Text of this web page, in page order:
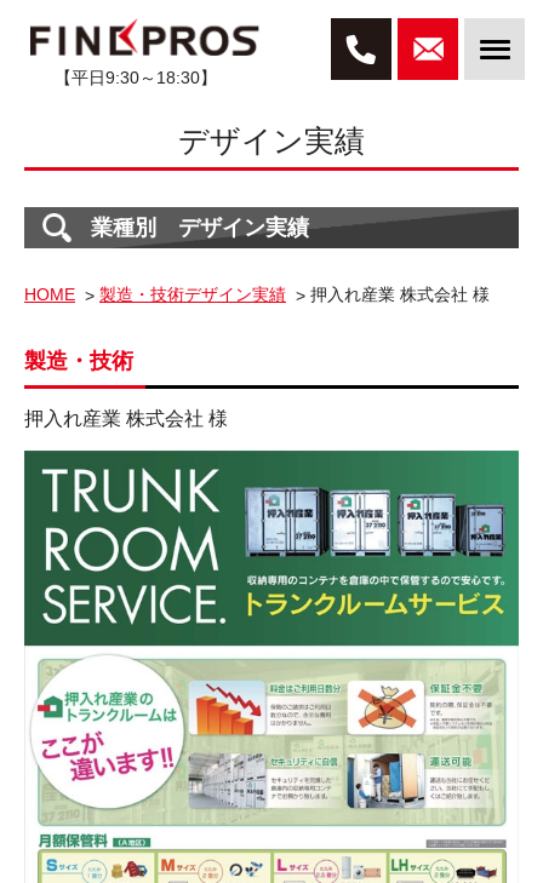
【平日9:30～18:30】
デザイン実績
業種別 デザイン実績
HOME 製造・技術デザイン実績 押入れ産業 株式会社 様
製造・技術
押入れ産業 株式会社 様